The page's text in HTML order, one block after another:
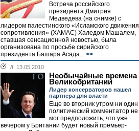
Встреча российского
президента Дмитрия
Медведева (на снимке) с
лидером палестинского «Исламского движения
сопротивления» (ХАМАС) Халедом Машалем,
ставшая сенсационной новостью, была
организована по просьбе сирийского
президента Башара Асада... >>
// 13.05.2010
Необычайные времена
Великобритании
Лидер консерваторов нашел
партнера для власти
Еще во вторник утром ни один
политический комментатор не
мог предположить, что уже
вечером у Британии будет новый премьер-